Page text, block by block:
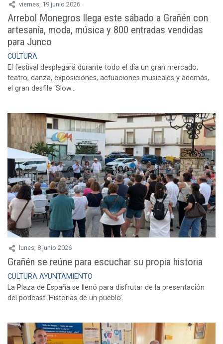
viernes, 19 junio 2026
Arrebol Monegros llega este sábado a Grañén con
artesanía, moda, música y 800 entradas vendidas
para Junco
CULTURA
El festival desplegará durante todo el día un gran mercado,
teatro, danza, exposiciones, actuaciones musicales y además,
el gran desfile ‘Slow...
lunes, 8 junio 2026
Grañén se reúne para escuchar su propia historia
CULTURA AYUNTAMIENTO
La Plaza de España se llenó para disfrutar de la presentación
del podcast ‘Historias de un pueblo’.